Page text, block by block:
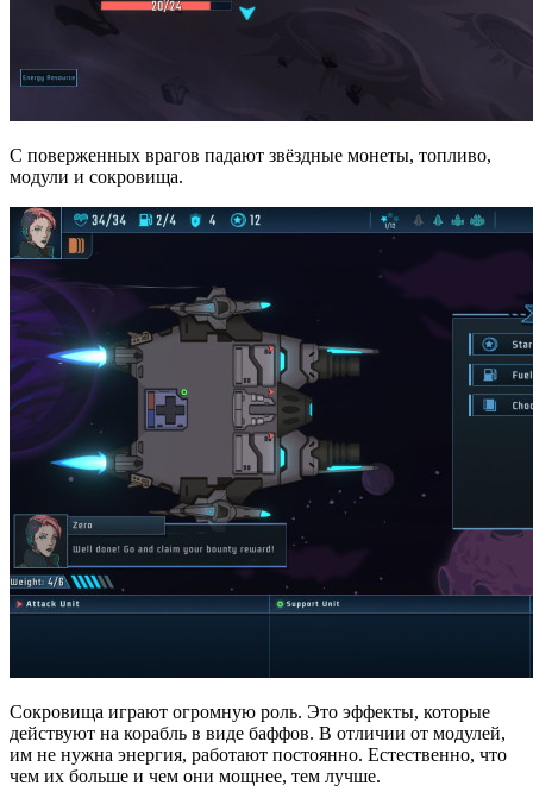
С поверженных врагов падают звёздные монеты, топливо,
модули и сокровища.
Сокровища играют огромную роль. Это эффекты, которые
действуют на корабль в виде баффов. В отличии от модулей,
им не нужна энергия, работают постоянно. Естественно, что
чем их больше и чем они мощнее, тем лучше.